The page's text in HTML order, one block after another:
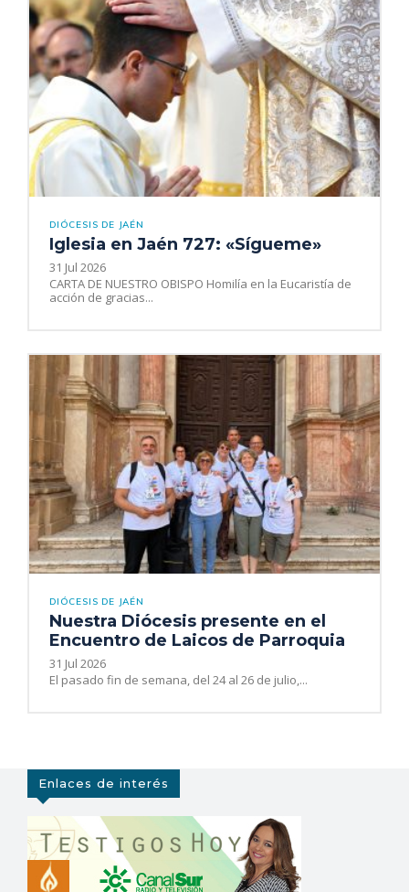
DIÓCESIS DE JAÉN
Iglesia en Jaén 727: «Sígueme»
31 Jul 2026
CARTA DE NUESTRO OBISPO Homilía en la Eucaristía de
acción de gracias...
DIÓCESIS DE JAÉN
Nuestra Diócesis presente en el
Encuentro de Laicos de Parroquia
31 Jul 2026
El pasado fin de semana, del 24 al 26 de julio,...
Enlaces de interés